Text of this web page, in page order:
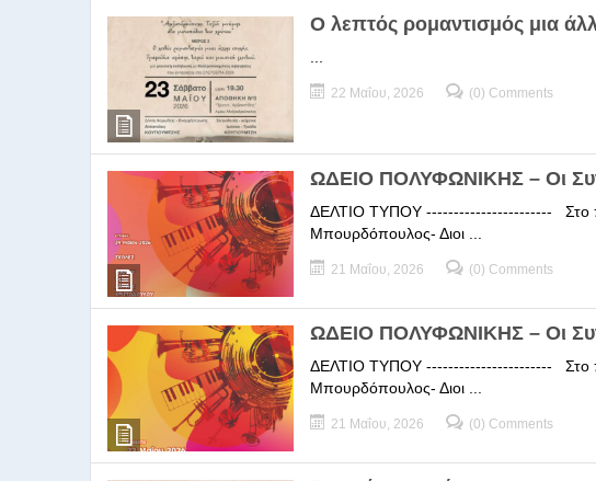
Ο λεπτός ρομαντισμός μια
22 Μαΐου, 2026 (0) Comments
ΩΔΕΙΟ ΠΟΛΥΦΩΝΙΚΗΣ – Οι
ΔΕΛΤΙΟ ΤΥΠΟΥ ----------------------- Στο
Μπουρδόπουλος- Διοι ...
21 Μαΐου, 2026 (0) Comments
ΩΔΕΙΟ ΠΟΛΥΦΩΝΙΚΗΣ – Οι
ΔΕΛΤΙΟ ΤΥΠΟΥ ----------------------- Στο
Μπουρδόπουλος- Διοι ...
21 Μαΐου, 2026 (0) Comments